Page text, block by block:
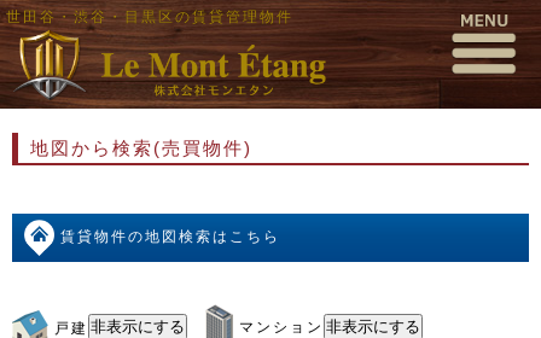
世田谷・渋谷・目黒区の賃貸管理物件
地図から検索(売買物件)
賃貸物件の地図検索はこちら
戸建 マンション